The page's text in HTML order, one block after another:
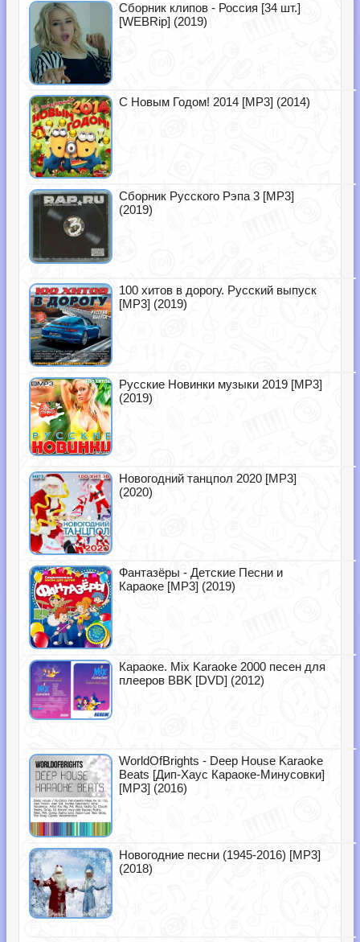
Сборник клипов - Россия [34 шт.]
[WEBRip] (2019)
С Новым Годом! 2014 [MP3] (2014)
Сборник Русского Рэпа 3 [MP3]
(2019)
100 хитов в дорогу. Русский выпуск
[MP3] (2019)
Русские Новинки музыки 2019 [MP3]
(2019)
Новогодний танцпол 2020 [MP3]
(2020)
Фантазёры - Детские Песни и
Караоке [MP3] (2019)
Караоке. Mix Karaoke 2000 песен для
плееров BBK [DVD] (2012)
WorldOfBrights - Deep House Karaoke
Beats [Дип-Хаус Караоке-Минусовки]
[MP3] (2016)
Новогодние песни (1945-2016) [MP3]
(2018)